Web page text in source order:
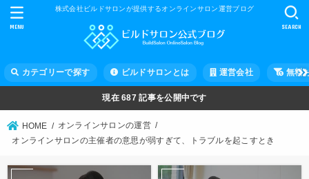
株式会社ビルドサロンが提供するオンラインサロン運営ブログ
カテゴリーで探す ビルドサロンとは 運営会社 無料
SEARCH
MENU
現在687 記事を公開中です
HOME
オンラインサロンの運営
オンラインサロンの主催者の意思が弱すぎて、トラブルを起こすとき